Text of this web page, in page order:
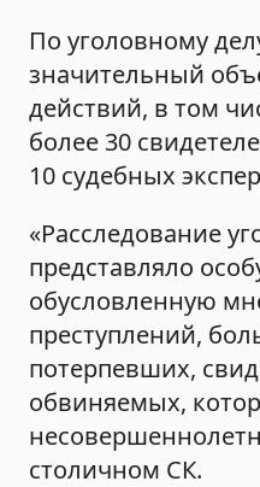
По уголовному
значительный
действий, в том
более 30
10 судебных
«Расследование
представляло
обусловленную
преступлений,
потерпевших,
обвиняемых,
столичном СК.